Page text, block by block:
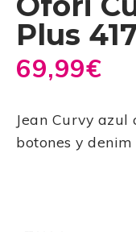
Plus
69,99€
Jean Curvy
botones y